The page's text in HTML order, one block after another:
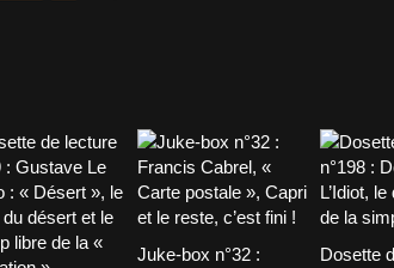
Juke-box n°32 :
Dosette